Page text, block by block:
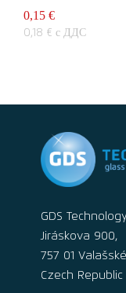
0,15 €
0,18 € с ДДС
GDS
Jiráskova 900,
757 01
Czech Republic